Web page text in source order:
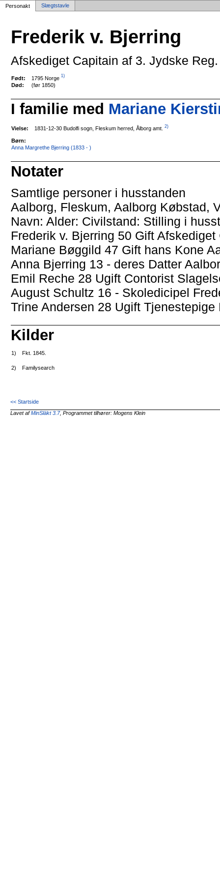
Personakt Slægtstavle
Frederik v. Bjerring
Afskediget Capitain af 3. Jydske
Født: 1795 Norge 1)
Død: (før 1850)
I familie med Mariane
Vielse: 1831-12-30 Budolfi sogn, Fleskum herred, Ålborg amt. 2)
Børn:
Anna Margrethe Bjerring (1833 - )
Notater
Samtlige personer i husstanden
Aalborg, Fleskum, Aalborg Købstad,
Navn: Alder: Civilstand: Stilling i
Frederik v. Bjerring 50 Gift
Mariane Bøggild 47 Gift hans Kone
Anna Bjerring 13 - deres Datter
Emil Reche 28 Ugift Contorist
August Schultz 16 - Skoledicipel
Trine Andersen 28 Ugift Tjenestepige
Kilder
1) Fkt. 1845.
2) Familysearch
<< Startside
Lavet afMinSläkt 3.7, Programmet tilhører: Mogens Klein